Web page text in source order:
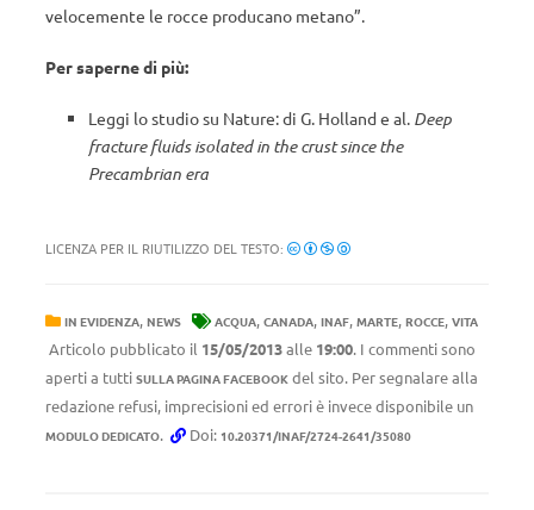
velocemente le rocce producano metano”.
Per saperne di più:
Leggi lo studio su Nature: di G. Holland e al. Deep
fracture fluids isolated in the crust since the
Precambrian era
LICENZA PER IL RIUTILIZZO DEL TESTO:
IN EVIDENZA, NEWS ACQUA, CANADA, INAF, MARTE, ROCCE, VITA
Articolo pubblicato il 15/05/2013alle 19:00. I commenti sono
aperti a tutti SULLA PAGINA FACEBOOK del sito. Per segnalare alla
redazione refusi, imprecisioni ed errori è invece disponibile un
MODULO DEDICATO. Doi: 10.20371/INAF/2724-2641/35080